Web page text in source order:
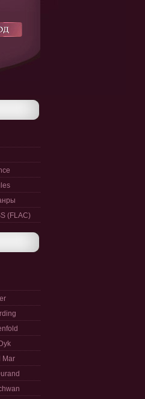
(FLAC)
Mar